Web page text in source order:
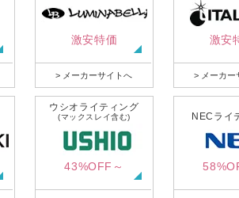
激安特価
> メーカーサイトへ
激安
> メーカー
ウシオライティング
(マックスレイ含む)
43%OFF～
NECライ